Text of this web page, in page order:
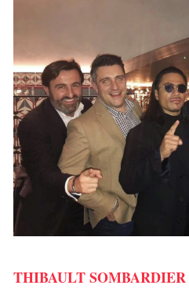
THIBAULT SOMBARDIER